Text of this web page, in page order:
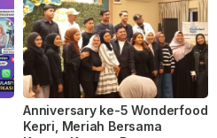
Anniversary ke-5 Wonderfood
Kepri, Meriah Bersama